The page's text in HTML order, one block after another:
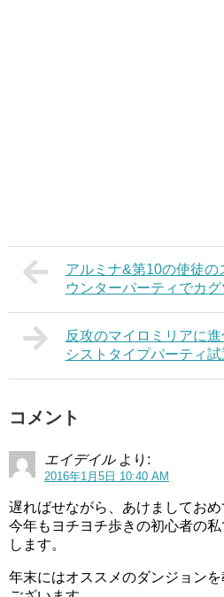
アルミナ&第10の使徒の
ウンターパーティでカグ
反攻のマイロミリアに
シストタイプパーティ
コメント
エイデイル より:
2016年1月5日 10:40 AM
遅ればせながら、あけましておめ
今年もヨチヨチ歩きの初心者の
します。
年末にはオススメのダンジョン